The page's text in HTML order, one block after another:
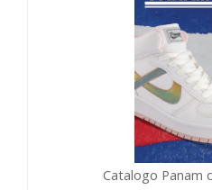
Catalogo Panam